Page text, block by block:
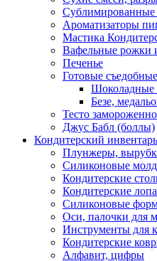
Сублимированные
Ароматизаторы
Мастика
Вафельные рожки
Печенье
Готовые
Шоколадные
Безе,
Тесто
Джус Бабл (боллы)
Кондитерский инвентарь
Плунжеры,
Силиконовые
Кондитерские
Кондитерские
Силиконовые
Оси, палочки для
Инструменты для
Кондитерские
Алфавит, цифры